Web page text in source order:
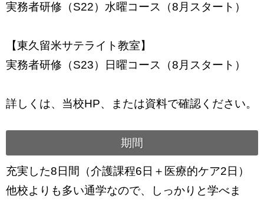
実務者研修（S22）水曜コース（8月スタート）
【東久留米サテライト教室】
実務者研修（S23）日曜コース（8月スタート）
詳しくは、当校HP、または資料で確認ください。
期間
充実した8日間（介護課程6日＋医療的ケア2日）
他校よりも多い通学なので、しっかりと学べま